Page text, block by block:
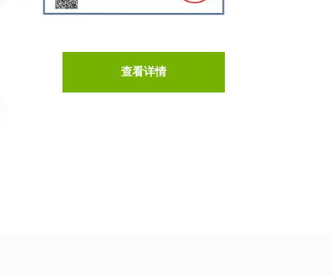
查看详情